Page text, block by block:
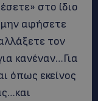
στο ίδιο
μην αφήσετε
τον
κανέναν…Για
όπως εκείνος